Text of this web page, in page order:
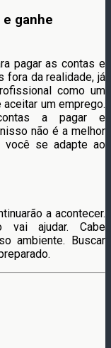
ganhe
pagar as contas e
fora da realidade, já
como um
um emprego.
a pagar e
não é a melhor
você se adapte ao
a acontecer.
vai ajudar. Cabe
ambiente. Buscar